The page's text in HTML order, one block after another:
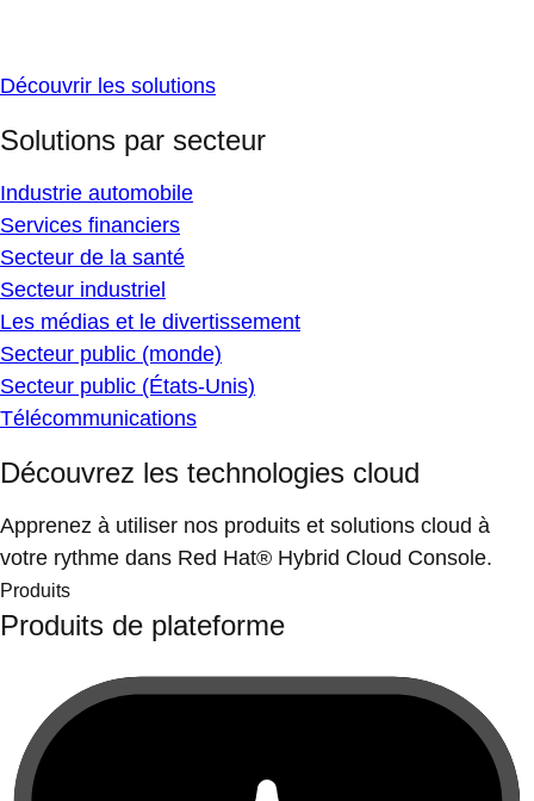
Découvrir les solutions
Solutions par secteur
Industrie automobile
Services financiers
Secteur de la santé
Secteur industriel
Les médias et le divertissement
Secteur public (monde)
Secteur public (États-Unis)
Télécommunications
Découvrez les technologies cloud
Apprenez à utiliser nos produits et solutions cloud à
votre rythme dans Red Hat® Hybrid Cloud Console.
Produits
Produits de plateforme